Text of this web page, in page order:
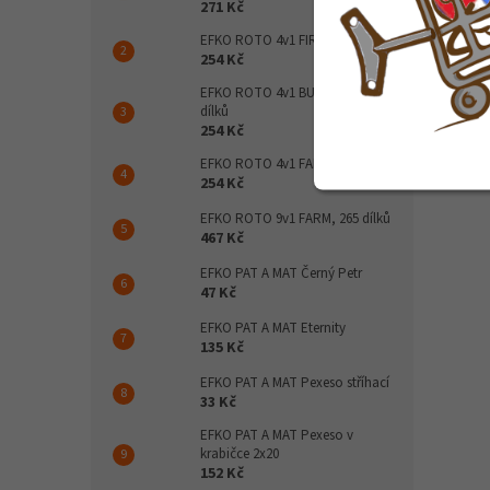
271 Kč
EFKO ROTO 4v1 FIRE, 198 dílků
254 Kč
EFKO ROTO 4v1 BUILD, 211
dílků
254 Kč
EFKO ROTO 4v1 FARM, 147 dílků
254 Kč
EFKO ROTO 9v1 FARM, 265 dílků
467 Kč
EFKO PAT A MAT Černý Petr
47 Kč
EFKO PAT A MAT Eternity
135 Kč
EFKO PAT A MAT Pexeso stříhací
33 Kč
EFKO PAT A MAT Pexeso v
krabičce 2x20
152 Kč
34
LENA